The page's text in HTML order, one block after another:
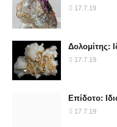
17.7.19
Δολομίτης:
17.7.19
Επίδοτο:
17.7.19